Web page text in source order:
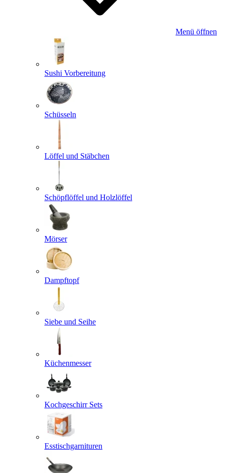
Menü öffnen
Sushi Vorbereitung
Schüsseln
Löffel und Stäbchen
Schöpflöffel und Holzlöffel
Mörser
Dampftopf
Siebe und Seihe
Küchenmesser
Kochgeschirr Sets
Esstischgarnituren